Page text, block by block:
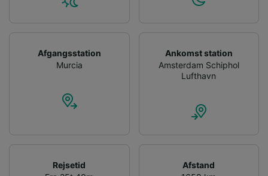
Afgangsstation
Murcia
Ankomst station
Amsterdam Schiphol
Lufthavn
Rejsetid
Afstand